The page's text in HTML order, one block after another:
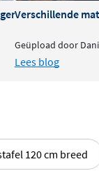
Verschillende
Geüpload door
Lees blog
120 cm breed